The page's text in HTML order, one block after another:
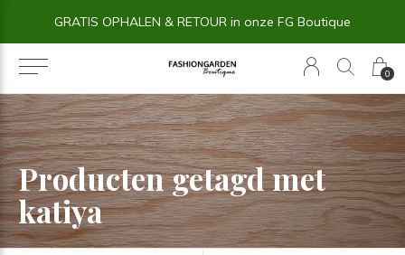
0
GRATIS OPHALEN & RETOUR in onze FG Boutique
Producten getagd met
katiya